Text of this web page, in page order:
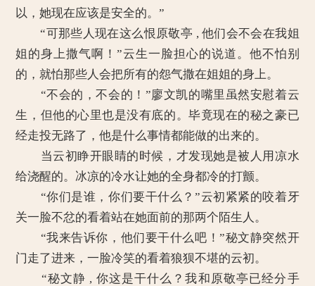
以，她现在应该是安全的。”
“可那些人现在这么恨原敬亭 , 他们会不会在我姐
姐的身上撒气啊！”云生一脸担心的说道。他不怕别
的，就怕那些人会把所有的怨气撒在姐姐的身上。
“不会的，不会的！”廖文凯的嘴里虽然安慰着云
生，但他的心里也是没有底的。毕竟现在的秘之豪已
经走投无路了，他是什么事情都能做的出来的。
当云初睁开眼睛的时候，才发现她是被人用凉水
给浇醒的。冰凉的冷水让她的全身都冷的打颤。
“你们是谁，你们要干什么？”云初紧紧的咬着牙
关一脸不忿的看着站在她面前的那两个陌生人。
“我来告诉你，他们要干什么吧！”秘文静突然开
门走了进来，一脸冷笑的看着狼狈不堪的云初。
“秘文静 , 你这是干什么？我和原敬亭已经分手